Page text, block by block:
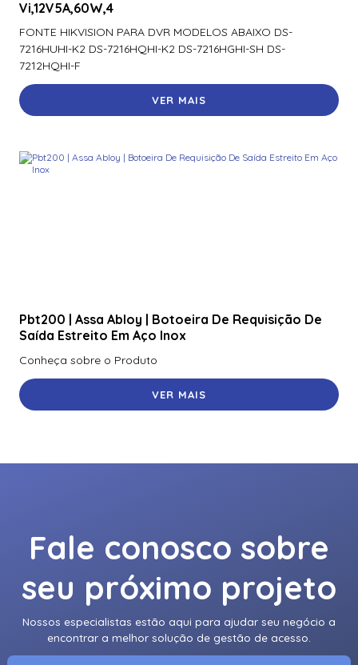
Vi,12V5A,60W,4
FONTE HIKVISION PARA DVR MODELOS ABAIXO DS-
7216HUHI-K2 DS-7216HQHI-K2 DS-7216HGHI-SH DS-
7212HQHI-F
VER MAIS
Pbt200 | Assa Abloy | Botoeira De Requisição De
Saída Estreito Em Aço Inox
Conheça sobre o Produto
VER MAIS
Fale conosco sobre
seu próximo projeto
Nossos especialistas estão aqui para ajudar seu negócio a
encontrar a melhor solução de gestão de acesso.